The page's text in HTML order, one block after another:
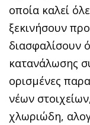
οποία καλεί
ξεκινήσουν
διασφαλίσουν
κατανάλωσης
ορισμένες
νέων
χλωριώδη,